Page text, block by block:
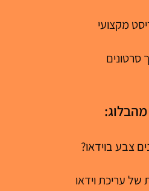
מקצועי
סרטונים
צבע בוידאו?
של עריכת וידאו